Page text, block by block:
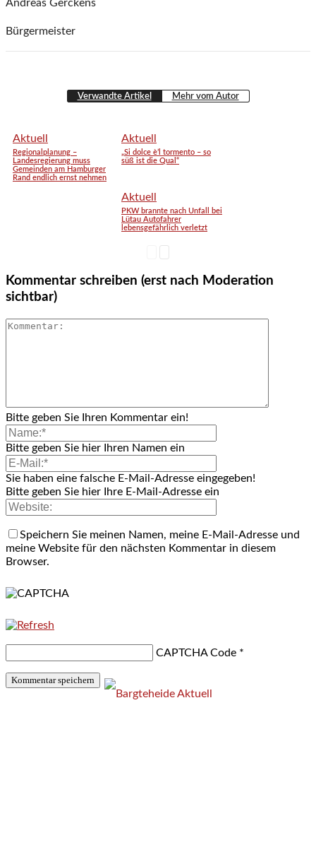
Andreas Gerckens
Bürgermeister
Verwandte Artikel Mehr vom Autor
Aktuell
Regionalplanung –
Landesregierung muss
Gemeinden am Hamburger
Rand endlich ernst nehmen
Aktuell
„Si dolce è’l tormento – so
süß ist die Qual“
Aktuell
PKW brannte nach Unfall bei
Lütau Autofahrer
lebensgefährlich verletzt
Kommentar schreiben (erst nach Moderation
sichtbar)
Bitte geben Sie Ihren Kommentar ein!
Bitte geben Sie hier Ihren Namen ein
Sie haben eine falsche E-Mail-Adresse eingegeben!
Bitte geben Sie hier Ihre E-Mail-Adresse ein
Speichern Sie meinen Namen, meine E-Mail-Adresse und
meine Website für den nächsten Kommentar in diesem
Browser.
CAPTCHA Code *